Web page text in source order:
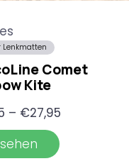
Lenkmatten
Comet
Kite
– €27,95Preisspanne: